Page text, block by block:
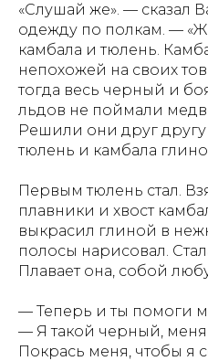
«Слушай же». — сказал
одежду по полкам. —
камбала и тюлень.
непохожей на своих
тогда весь черный и
льдов не поймали
Решили они друг
тюлень и камбала
Первым тюлень стал.
плавники и хвост
выкрасил глиной в
полосы нарисовал.
Плавает она, собой
— Теперь и ты помоги
— Я такой черный, меня
Покрась меня, чтобы я